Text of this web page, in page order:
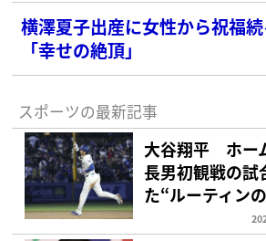
横澤夏子出産に女性から祝福
「幸せの絶頂」
スポーツの最新記事
大谷翔平 ホー
長男初観戦の試
た“ルーティン